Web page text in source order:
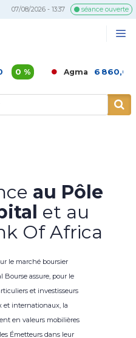
07/08/2026 - 13:37 séance ouverte
Agma 6 860,00 -1,49
au Pôle
et au
Of Africa
le marché boursier
Bourse assure, pour le
et investisseurs
et internationaux, la
en valeurs mobilières
Émetteurs dans leur